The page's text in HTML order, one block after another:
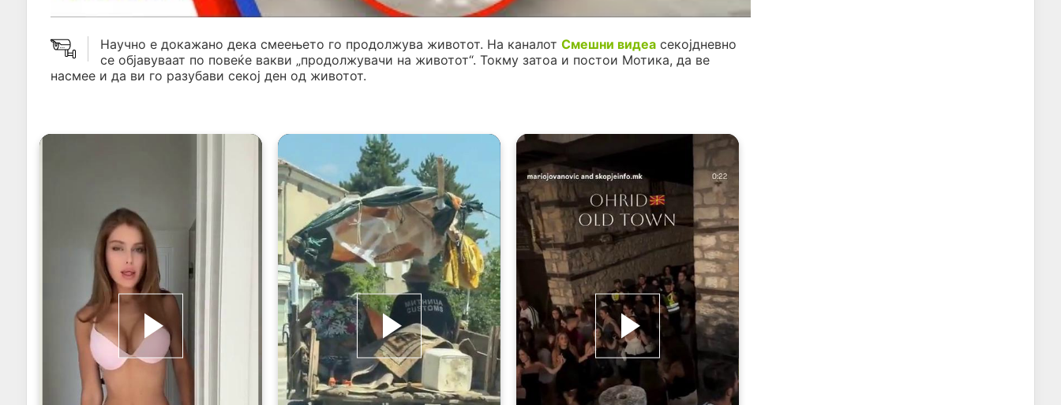
Научно е докажано дека смеењето го продолжува животот. На каналот Смешни видеа секојдневно
се објавуваат по повеќе вакви „продолжувачи на животот“. Токму затоа и постои Мотика, да ве
насмее и да ви го разубави секој ден од животот.